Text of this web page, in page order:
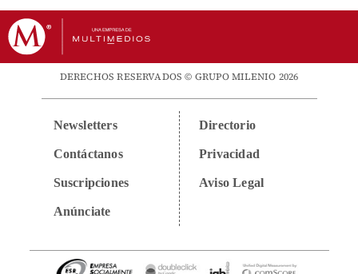
DERECHOS RESERVADOS © GRUPO MILENIO 2026
Newsletters
Contáctanos
Suscripciones
Anúnciate
Directorio
Privacidad
Aviso Legal